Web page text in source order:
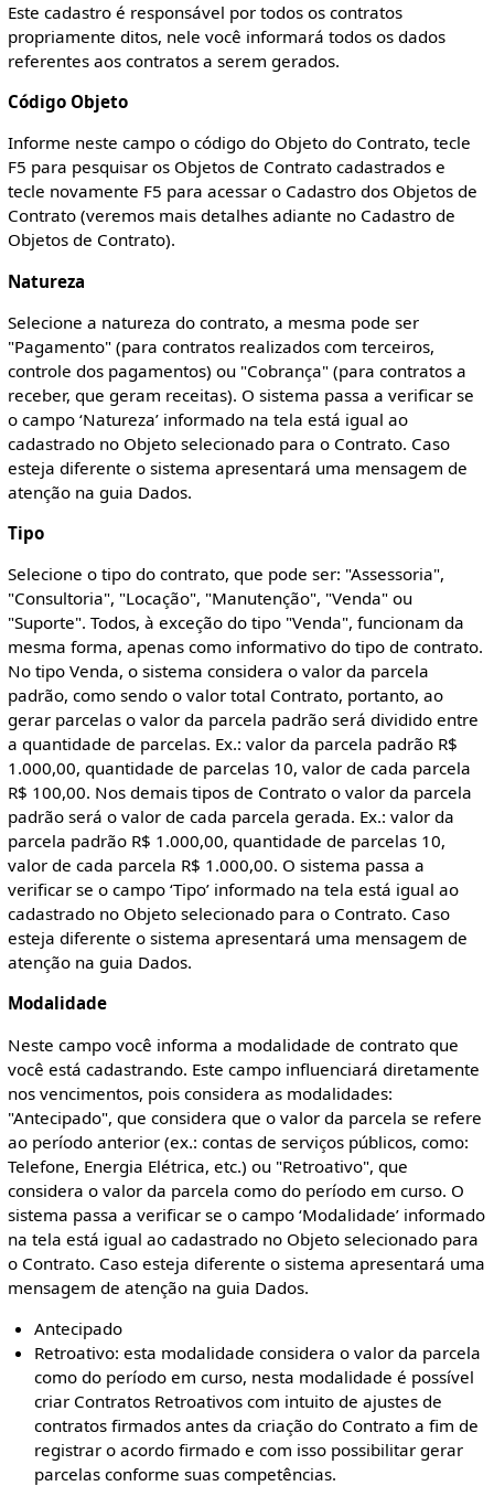
Este cadastro é responsável por todos os contratos
propriamente ditos, nele você informará todos os dados
referentes aos contratos a serem gerados.
Código Objeto
Informe neste campo o código do Objeto do Contrato, tecle
F5 para pesquisar os Objetos de Contrato cadastrados e
tecle novamente F5 para acessar o Cadastro dos Objetos de
Contrato (veremos mais detalhes adiante no Cadastro de
Objetos de Contrato).
Natureza
Selecione a natureza do contrato, a mesma pode ser
"Pagamento" (para contratos realizados com terceiros,
controle dos pagamentos) ou "Cobrança" (para contratos a
receber, que geram receitas). O sistema passa a verificar se
o campo ‘Natureza’ informado na tela está igual ao
cadastrado no Objeto selecionado para o Contrato. Caso
esteja diferente o sistema apresentará uma mensagem de
atenção na guia Dados.
Tipo
Selecione o tipo do contrato, que pode ser: "Assessoria",
"Consultoria", "Locação", "Manutenção", "Venda" ou
"Suporte". Todos, à exceção do tipo "Venda", funcionam da
mesma forma, apenas como informativo do tipo de contrato.
No tipo Venda, o sistema considera o valor da parcela
padrão, como sendo o valor total Contrato, portanto, ao
gerar parcelas o valor da parcela padrão será dividido entre
a quantidade de parcelas. Ex.: valor da parcela padrão R$
1.000,00, quantidade de parcelas 10, valor de cada parcela
R$ 100,00. Nos demais tipos de Contrato o valor da parcela
padrão será o valor de cada parcela gerada. Ex.: valor da
parcela padrão R$ 1.000,00, quantidade de parcelas 10,
valor de cada parcela R$ 1.000,00. O sistema passa a
verificar se o campo ‘Tipo’ informado na tela está igual ao
cadastrado no Objeto selecionado para o Contrato. Caso
esteja diferente o sistema apresentará uma mensagem de
atenção na guia Dados.
Modalidade
Neste campo você informa a modalidade de contrato que
você está cadastrando. Este campo influenciará diretamente
nos vencimentos, pois considera as modalidades:
"Antecipado", que considera que o valor da parcela se refere
ao período anterior (ex.: contas de serviços públicos, como:
Telefone, Energia Elétrica, etc.) ou "Retroativo", que
considera o valor da parcela como do período em curso. O
sistema passa a verificar se o campo ‘Modalidade’ informado
na tela está igual ao cadastrado no Objeto selecionado para
o Contrato. Caso esteja diferente o sistema apresentará uma
mensagem de atenção na guia Dados.
Antecipado
Retroativo: esta modalidade considera o valor da parcela
como do período em curso, nesta modalidade é possível
criar Contratos Retroativos com intuito de ajustes de
contratos firmados antes da criação do Contrato a fim de
registrar o acordo firmado e com isso possibilitar gerar
parcelas conforme suas competências.